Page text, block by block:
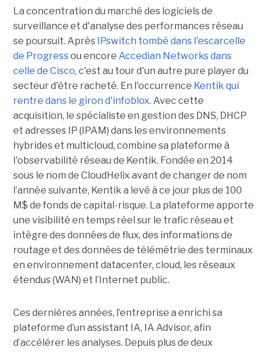
La concentration du marché des logiciels de
surveillance et d'analyse des performances réseau
se poursuit. Après IPswitch tombé dans l'escarcelle
de Progressou encore Accedian Networks dans
celle de Cisco, c'est au tour d'un autre pure player du
secteur d'être racheté. En l'occurrence Kentik qui
rentre dans le giron d'infoblox. Avec cette
acquisition, le spécialiste en gestion des DNS, DHCP
et adresses IP (IPAM) dans les environnements
hybrides et multicloud, combine sa plateforme à
l'observabilité réseau de Kentik. Fondée en 2014
sous le nom de CloudHelix avant de changer de nom
l’année suivante, Kentik a levé à ce jour plus de 100
M$ de fonds de capital-risque. La plateforme apporte
une visibilité en temps réel sur le trafic réseau et
intègre des données de flux, des informations de
routage et des données de télémétrie des terminaux
en environnement datacenter, cloud, les réseaux
étendus (WAN) et l’Internet public.
Ces dernières années, l’entreprise a enrichi sa
plateforme d’un assistant IA, IA Advisor, afin
d’accélérer les analyses. Depuis plus de deux